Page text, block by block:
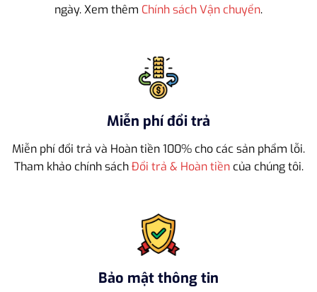
ngày. Xem thêm Chính sách Vận chuyển.
Miễn phí đổi trả
Miễn phí đổi trả và Hoàn tiền 100% cho các sản phẩm lỗi.
Tham khảo chính sáchĐổi trả & Hoàn tiềncủa chúng tôi.
Bảo mật thông tin